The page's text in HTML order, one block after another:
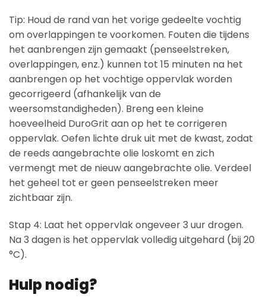
Tip: Houd de rand van het vorige gedeelte vochtig
om overlappingen te voorkomen. Fouten die tijdens
het aanbrengen zijn gemaakt (penseelstreken,
overlappingen, enz.) kunnen tot 15 minuten na het
aanbrengen op het vochtige oppervlak worden
gecorrigeerd (afhankelijk van de
weersomstandigheden). Breng een kleine
hoeveelheid DuroGrit aan op het te corrigeren
oppervlak. Oefen lichte druk uit met de kwast, zodat
de reeds aangebrachte olie loskomt en zich
vermengt met de nieuw aangebrachte olie. Verdeel
het geheel tot er geen penseelstreken meer
zichtbaar zijn.
Stap 4: Laat het oppervlak ongeveer 3 uur drogen.
Na 3 dagen is het oppervlak volledig uitgehard (bij 20
°C).
Hulp nodig?